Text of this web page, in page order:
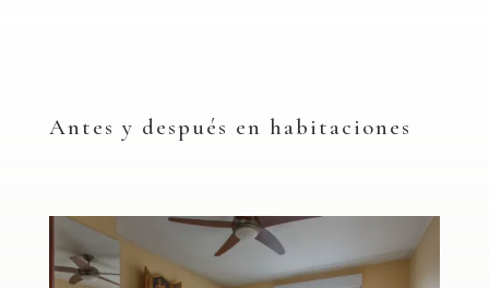
Antes y después en habitaciones